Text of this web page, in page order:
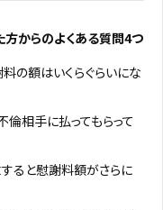
からのよくある質問4つ
の額はいくらぐらいにな
相手に払ってもらって
ると慰謝料額がさらに